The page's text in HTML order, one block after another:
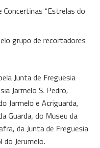
“Estrelas do
grupo de recortadores
Junta de Freguesia
Jarmelo S. Pedro,
Jarmelo e Acriguarda,
Guarda, do Museu da
da Junta de Freguesia
do Jerumelo.